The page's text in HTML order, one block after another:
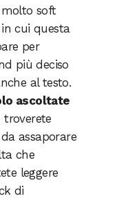
molto soft
cui questa
per
più deciso
al testo.
ascoltate
troverete
assaporare
che
leggere
di